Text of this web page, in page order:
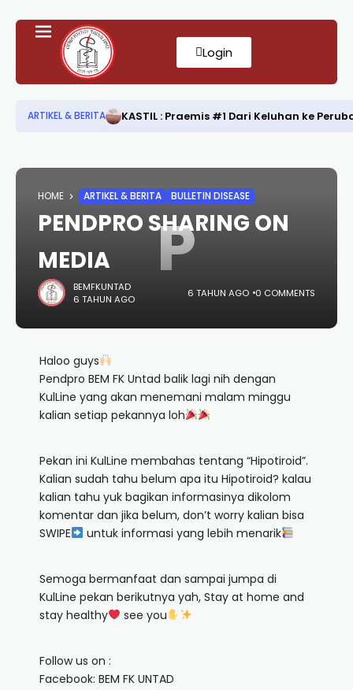
Login
ARTIKEL & BERITA KASTIL : Praemis #1 Dari Keluhan ke
P
HOME ARTIKEL & BERITA BULLETIN DISEASE
PENDPRO SHARING ON
MEDIA
BEMFKUNTAD
6 TAHUN AGO
6 TAHUN AGO 0 COMMENTS
Haloo guys
Pendpro BEM FK Untad balik lagi nih dengan
KulLine yang akan menemani malam minggu
kalian setiap pekannya loh
Pekan ini KulLine membahas tentang “Hipotiroid”.
Kalian sudah tahu belum apa itu Hipotiroid? kalau
kalian tahu yuk bagikan informasinya dikolom
komentar dan jika belum, don’t worry kalian bisa
SWIPE
untuk informasi yang lebih menarik
Semoga bermanfaat dan sampai jumpa di
KulLine pekan berikutnya yah, Stay at home and
stay healthy
see you
Follow us on :
Facebook: BEM FK UNTAD